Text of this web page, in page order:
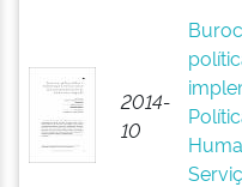
2014-
10